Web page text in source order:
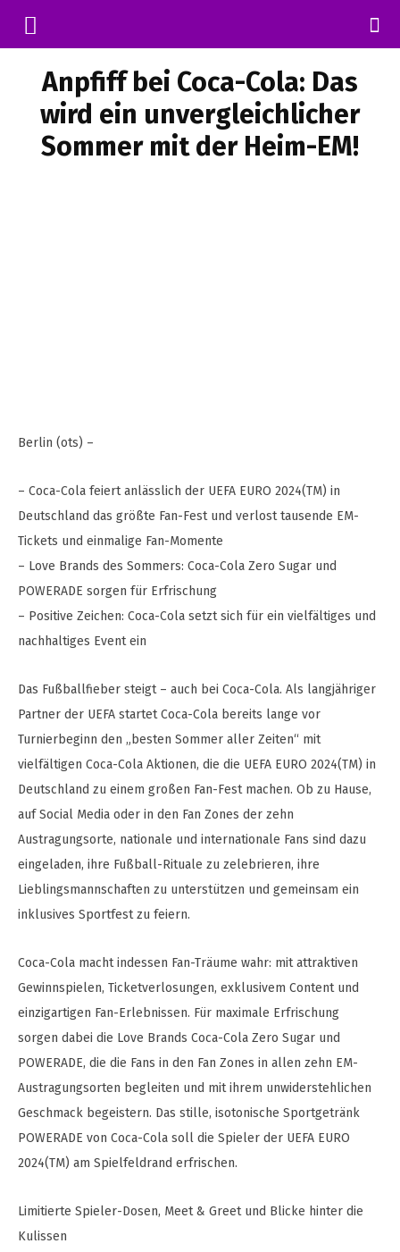
Anpfiff bei Coca-Cola: Das
wird ein unvergleichlicher
Sommer mit der Heim-EM!
Berlin (ots) –
– Coca-Cola feiert anlässlich der UEFA EURO 2024(TM) in
Deutschland das größte Fan-Fest und verlost tausende EM-
Tickets und einmalige Fan-Momente
– Love Brands des Sommers: Coca-Cola Zero Sugar und
POWERADE sorgen für Erfrischung
– Positive Zeichen: Coca-Cola setzt sich für ein vielfältiges und
nachhaltiges Event ein
Das Fußballfieber steigt – auch bei Coca-Cola. Als langjähriger
Partner der UEFA startet Coca-Cola bereits lange vor
Turnierbeginn den „besten Sommer aller Zeiten“ mit
vielfältigen Coca-Cola Aktionen, die die UEFA EURO 2024(TM) in
Deutschland zu einem großen Fan-Fest machen. Ob zu Hause,
auf Social Media oder in den Fan Zones der zehn
Austragungsorte, nationale und internationale Fans sind dazu
eingeladen, ihre Fußball-Rituale zu zelebrieren, ihre
Lieblingsmannschaften zu unterstützen und gemeinsam ein
inklusives Sportfest zu feiern.
Coca-Cola macht indessen Fan-Träume wahr: mit attraktiven
Gewinnspielen, Ticketverlosungen, exklusivem Content und
einzigartigen Fan-Erlebnissen. Für maximale Erfrischung
sorgen dabei die Love Brands Coca-Cola Zero Sugar und
POWERADE, die die Fans in den Fan Zones in allen zehn EM-
Austragungsorten begleiten und mit ihrem unwiderstehlichen
Geschmack begeistern. Das stille, isotonische Sportgetränk
POWERADE von Coca-Cola soll die Spieler der UEFA EURO
2024(TM) am Spielfeldrand erfrischen.
Limitierte Spieler-Dosen, Meet & Greet und Blicke hinter die
Kulissen